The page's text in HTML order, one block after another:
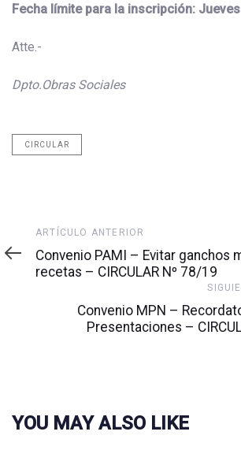
Fecha límite para la inscripción:
Atte.-
Dpto.Obras Sociales
CIRCULAR
Artículo
anterior
ARTÍCULO ANTERIOR
Convenio PAMI – Evitar ganchos
recetas – CIRCULAR Nº 78/19
Convenio MPN –
Presentaciones –
YOU MAY ALSO LIKE